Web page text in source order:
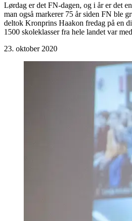
Lørdag er det FN-dagen, og i år er det
man også markerer 75 år siden FN ble
deltok Kronprins Haakon fredag på en
1500 skoleklasser fra hele landet var
23. oktober 2020